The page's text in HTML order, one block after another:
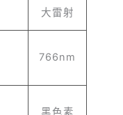
大雷射
766nm